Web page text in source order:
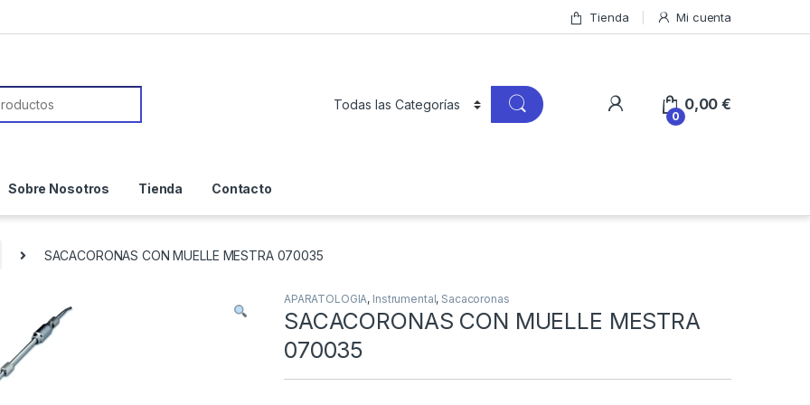
Tienda Mi cuenta
0
0,00€
Sobre Nosotros Tienda Contacto
SACACORONAS CON MUELLE MESTRA 070035
APARATOLOGIA, Instrumental, Sacacoronas
SACACORONAS CON MUELLE MESTRA
070035